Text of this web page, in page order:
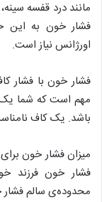
مانند درد قفسه
فشار خون به اين
اورژانس نياز است.
فشار خون با فشار
مهم است که شما یک
باشد. یک کاف
میزان فشار خون
فشار خون فرزند
محدوده‌ی سالم